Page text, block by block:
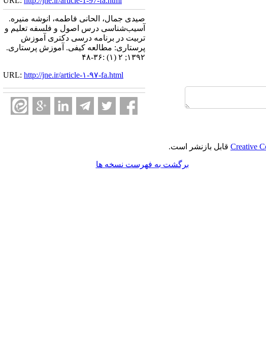
صیدی جمال، الحانی فاطمه، انوشه منیره.
آسیب‌شناسی درس اصول و فلسفه تعلیم و
تربیت در برنامه درسی دکتری آموزش
پرستاری: مطالعه کیفی. آموزش پرستاری.
۱۳۹۲; ۲ (۱) :۳۶-۴۸
URL: http://jne.ir/article-۱-۹۷-fa.html
Creative قابل بازنشر است.
برگشت به فهرست نسخه ها